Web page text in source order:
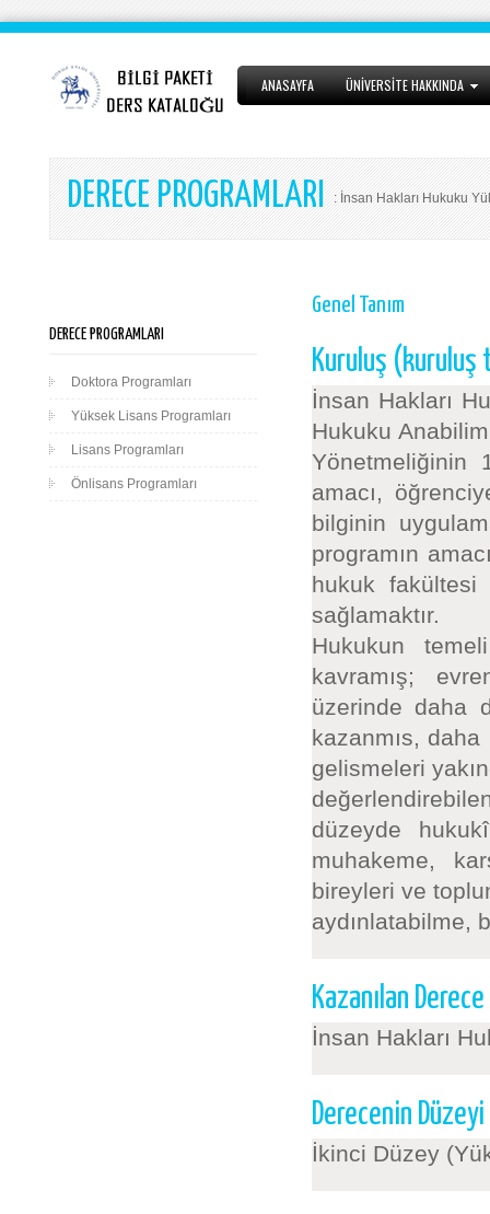
ANASAYFA ÜNİVERSİTE HAKKINDA
DERECE PROGRAMLARI : İnsan Hakları Hukuku
DERECE PROGRAMLARI
Doktora Programları
Yüksek Lisans Programları
Lisans Programları
Önlisans Programları
Genel Tanım
Kuruluş (kuruluş
İnsan Hakları
Hukuku
Yönetmeliğinin
amacı,
bilginin
programın
hukuk fakültesi
sağlamaktır.
Hukukun
kavramış;
üzerinde daha
kazanmıs,
gelismeleri
düzeyde
muhakeme,
bireyleri ve
aydınlatabilme,
Kazanılan Derece
İnsan Hakları
Derecenin Düzeyi
İkinci Düzey